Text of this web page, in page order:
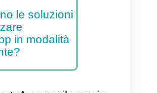
non è stato
fino ad oggi